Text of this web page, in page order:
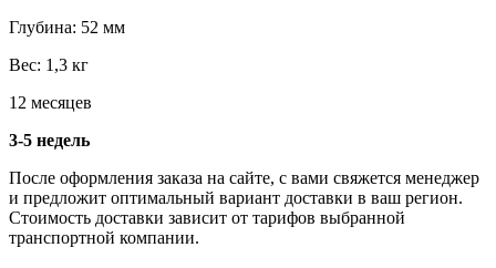
Глубина: 52 мм
Вес: 1,3 кг
12 месяцев
3-5 недель
После оформления заказа на сайте, с вами свяжется менеджер
и предложит оптимальный вариант доставки в ваш регион.
Стоимость доставки зависит от тарифов выбранной
транспортной компании.